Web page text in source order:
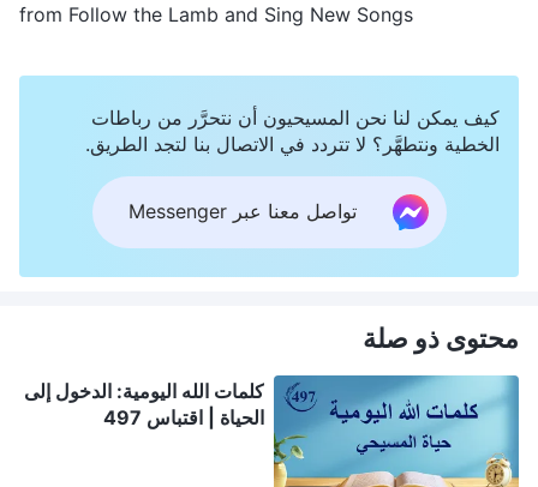
from Follow the Lamb and Sing New Songs
كيف يمكن لنا نحن المسيحيون أن نتحرَّر من رباطات
الخطية ونتطهَّر؟ لا تتردد في الاتصال بنا لتجد الطريق.
تواصل معنا عبر Messenger
محتوى ذو صلة
كلمات الله اليومية: الدخول إلى
الحياة | اقتباس 497